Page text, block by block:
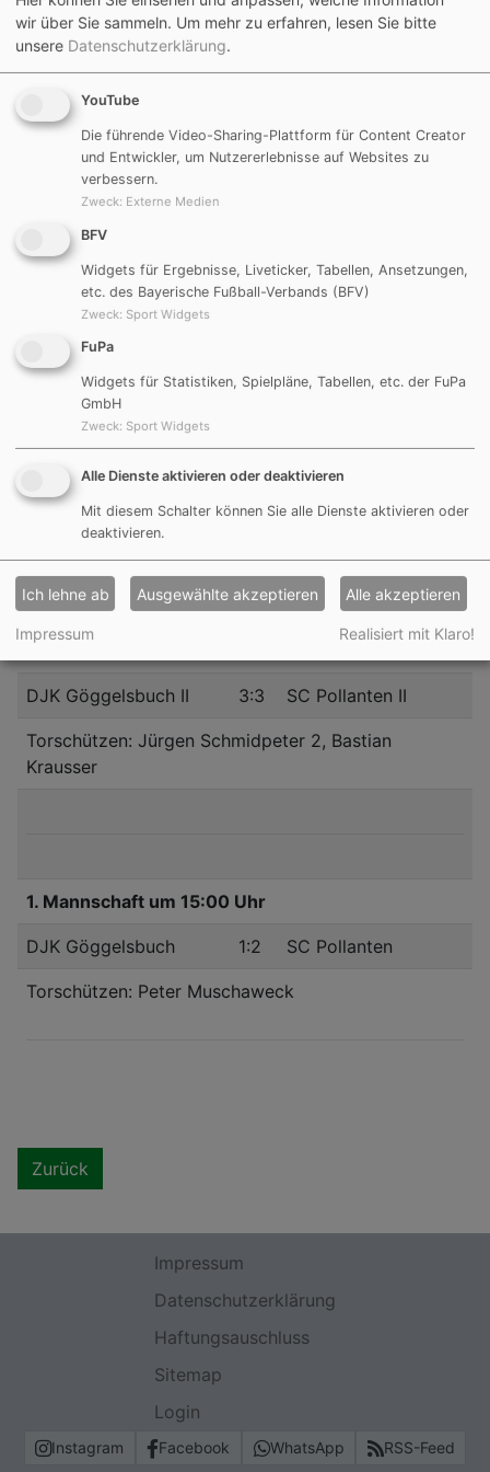
C-Junioren um 14:00 Uhr
(SG) TSV Mörsdorf
n.a.
Torschützen: Zeise Jonathan 3, Keller Jonas 3,
Herzog Felix; Luca Prandel 2, Lukas Bradl, Gerner
Andreas
Sonntag, 15. 04. 2018
A-Junioren um 13:00 Uhr
Altdorf
Torschützen: Markus Goll, Thomas Hofbeck
DJK Göggelsbuch II 3:3 SC Pollanten II
Torschützen: Jürgen Schmidpeter 2, Bastian
Krausser
1. Mannschaft um 15:00 Uhr
DJK Göggelsbuch 1:2 SC Pollanten
Torschützen: Peter Muschaweck
Zurück
Impressum
Datenschutzerklärung
Haftungsauschluss
Sitemap
Login
Instagram Facebook WhatsApp RSS-Feed
wir über Sie sammeln. Um mehr zu erfahren, lesen Sie bitte
unsere Datenschutzerklärung.
YouTube
Die führende Video-Sharing-Plattform für Content Creator
und Entwickler, um Nutzererlebnisse auf Websites zu
verbessern.
Zweck: Externe Medien
BFV
Widgets für Ergebnisse, Liveticker, Tabellen, Ansetzungen,
etc. des Bayerische Fußball-Verbands (BFV)
Zweck: Sport Widgets
FuPa
Widgets für Statistiken, Spielpläne, Tabellen, etc. der FuPa
GmbH
Zweck: Sport Widgets
Alle Dienste aktivieren oder deaktivieren
Mit diesem Schalter können Sie alle Dienste aktivieren oder
deaktivieren.
Ich lehne ab Ausgewählte akzeptieren Alle akzeptieren
Impressum Realisiert mit Klaro!